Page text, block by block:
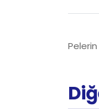
Pelerin